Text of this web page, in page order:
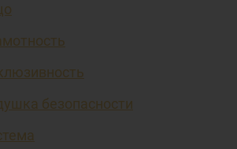
безопасности